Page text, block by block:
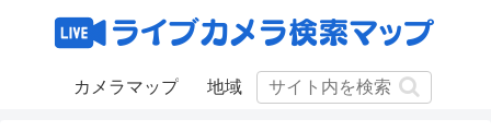
カメラマップ 地域